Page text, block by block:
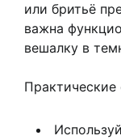
или бритьё
важна
вешалку в